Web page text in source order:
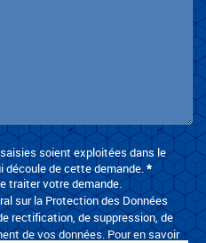
soient exploitées dans le
découle de cette demande.*
traiter votre demande.
sur la Protection des Données
rectification, de suppression, de
de vos données. Pour en savoir